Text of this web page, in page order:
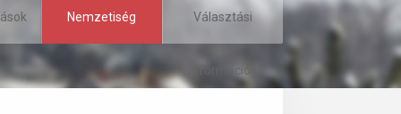
Nemzetiség Választási
információk